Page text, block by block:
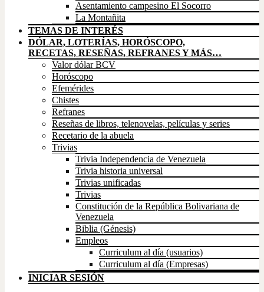
Asentamiento campesino El Socorro
La Montañita
TEMAS DE INTERÉS
DÓLAR, LOTERÍAS, HORÓSCOPO,
RECETAS, RESEÑAS, REFRANES Y MÁS…
Valor dólar BCV
Horóscopo
Efemérides
Chistes
Refranes
Reseñas de libros, telenovelas, películas y series
Recetario de la abuela
Trivias
Trivia Independencia de Venezuela
Trivia historia universal
Trivias unificadas
Trivias
Constitución de la República Bolivariana de
Venezuela
Biblia (Génesis)
Empleos
Curriculum al día (usuarios)
Curriculum al día (Empresas)
INICIAR SESIÓN